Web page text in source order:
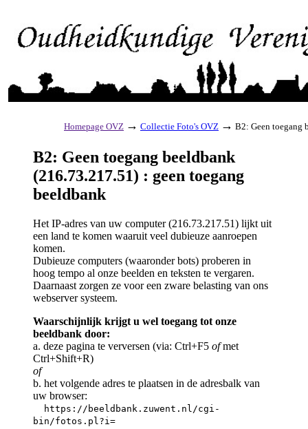
Homepage OVZ → Collectie Foto's OVZ → B2: Geen toegang
B2: Geen toegang beeldbank
(216.73.217.51) : geen toegang
beeldbank
Het IP-adres van uw computer (216.73.217.51) lijkt uit
een land te komen waaruit veel dubieuze aanroepen
komen.
Dubieuze computers (waaronder bots) proberen in
hoog tempo al onze beelden en teksten te vergaren.
Daarnaast zorgen ze voor een zware belasting van ons
webserver systeem.
Waarschijnlijk krijgt u wel toegang tot onze
beeldbank door:
a. deze pagina te verversen (via: Ctrl+F5 ofmet
Ctrl+Shift+R)
of
b. het volgende adres te plaatsen in de adresbalk van
uw browser:
https://beeldbank.zuwent.nl/cgi-
bin/fotos.pl?i=